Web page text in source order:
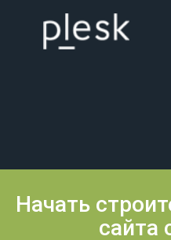
Начать
сайта